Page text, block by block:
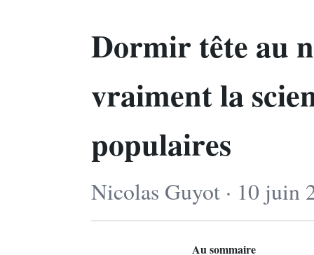
Dormir tête au
vraiment la
populaires
Nicolas Guyot · 10 juin
Au sommaire